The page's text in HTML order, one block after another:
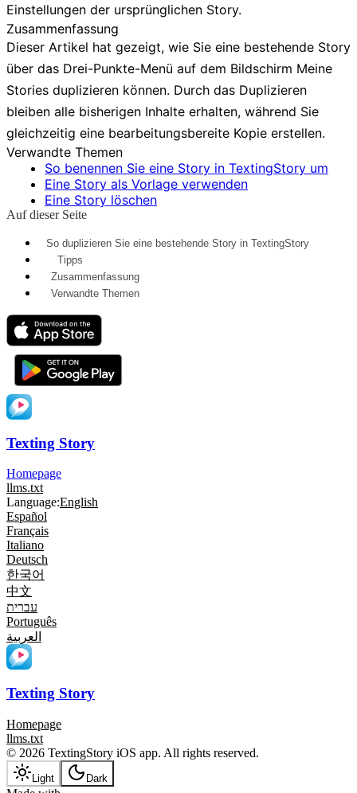
Einstellungen der ursprünglichen Story.
Zusammenfassung
Dieser Artikel hat gezeigt, wie Sie eine bestehende Story
über das Drei-Punkte-Menü auf dem Bildschirm Meine
Stories duplizieren können. Durch das Duplizieren
bleiben alle bisherigen Inhalte erhalten, während Sie
gleichzeitig eine bearbeitungsbereite Kopie erstellen.
Verwandte Themen
So benennen Sie eine Story in TextingStory um
Eine Story als Vorlage verwenden
Eine Story löschen
Auf dieser Seite
So duplizieren Sie eine bestehende Story in TextingStory
Tipps
Zusammenfassung
Verwandte Themen
Texting Story
Homepage
llms.txt
Language:English
Español
Français
Italiano
Deutsch
한국어
中文
עברית
Português
العربية
Texting Story
Homepage
llms.txt
© 2026 TextingStory iOS app. All rights reserved.
Light Dark